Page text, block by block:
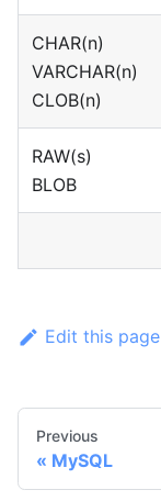
CHAR(n)
VARCHAR(n)
CLOB(n)
RAW(s)
BLOB
Edit this page
Previous
MySQL